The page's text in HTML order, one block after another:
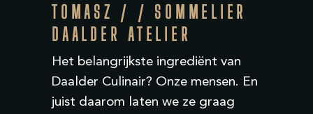
TOMASZ / / SOMMELIER
DAALDER ATELIER
Het belangrijkste ingrediënt van
Daalder Culinair? Onze mensen. En
juist daarom laten we ze graag